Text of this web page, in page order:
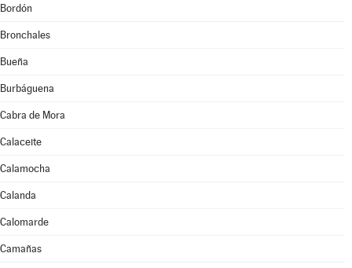
Bordón
Bronchales
Bueña
Burbáguena
Cabra de Mora
Calaceite
Calamocha
Calanda
Calomarde
Camañas